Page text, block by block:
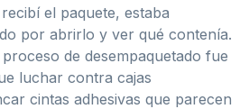
el paquete, estaba
por abrirlo y ver qué contenía.
de desempaquetado fue
luchar contra cajas
cintas adhesivas que parecen